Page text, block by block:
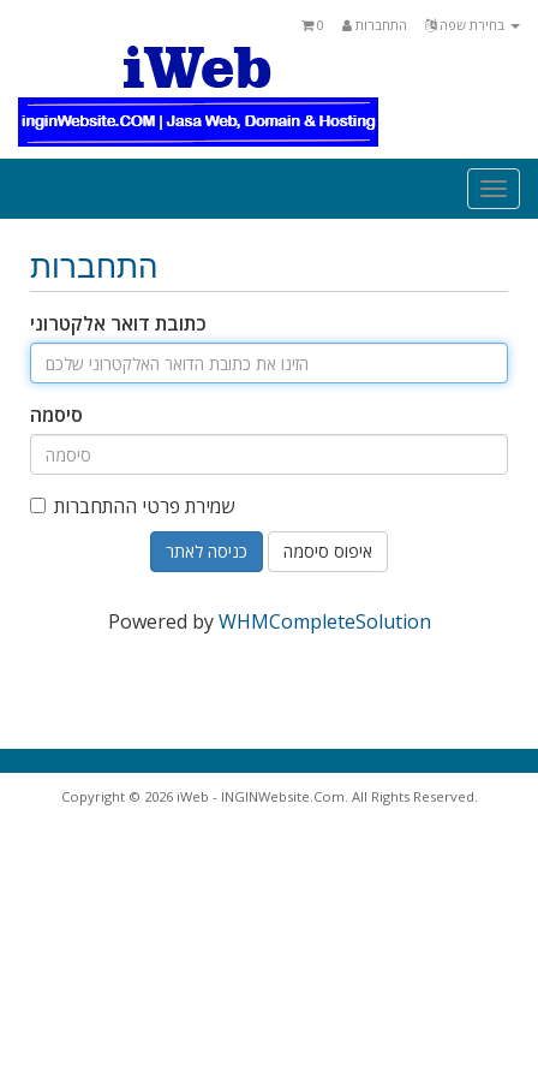
התחברות 0
התחברות
כתובת דואר אלקטרוני
סיסמה
שמירת פרטי ההתחברות
איפוס סיסמה
Powered byWHMCompleteSolution
Copyright © 2026 iWeb - INGINWebsite.Com. All Rights Reserved.